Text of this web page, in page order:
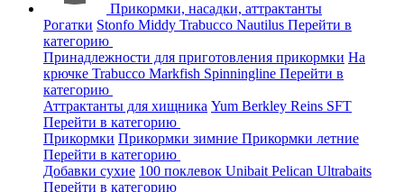
Прикормки, насадки, аттрактанты
Рогатки Stonfo Middy Trabucco Nautilus Перейти в
категорию
Принадлежности для приготовления прикормки На
крючке Trabucco Markfish Spinningline Перейти в
категорию
Аттрактанты для хищника Yum Berkley Reins SFT
Перейти в категорию
Прикормки Прикормки зимние Прикормки летние
Перейти в категорию
Добавки сухие 100 поклевок Unibait Pelican Ultrabaits
Перейти в категорию